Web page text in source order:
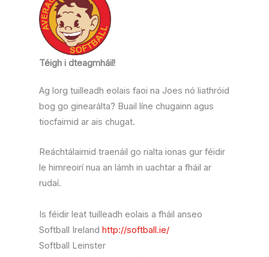
Téigh i dteagmháil!
Ag lorg tuilleadh eolais faoi na Joes nó liathróid
bog go ginearálta? Buail líne chugainn agus
tiocfaimid ar ais chugat.
Reáchtálaimid traenáil go rialta ionas gur féidir
le himreoirí nua an lámh in uachtar a fháil ar
rudaí.
Is féidir leat tuilleadh eolais a fháil anseo
Softball Ireland http://softball.ie/
Softball Leinster